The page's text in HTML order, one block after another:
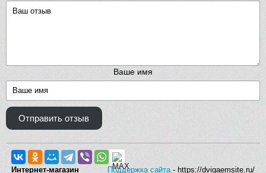
Ваше имя
Отправить отзыв
Поддержка сайта- https://dvigaemsite.ru/
Интернет-магазин